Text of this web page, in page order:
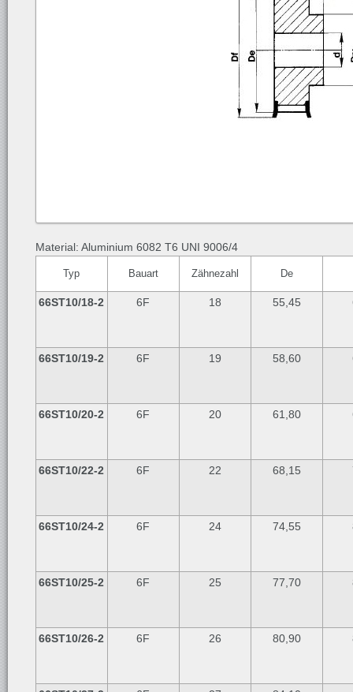
Material: Aluminium 6082 T6 UNI 9006/4
Typ Bauart Zähnezahl De
66ST10/18-2 6F 18 55,45
66ST10/19-2 6F 19 58,60
66ST10/20-2 6F 20 61,80
66ST10/22-2 6F 22 68,15
66ST10/24-2 6F 24 74,55
66ST10/25-2 6F 25 77,70
66ST10/26-2 6F 26 80,90